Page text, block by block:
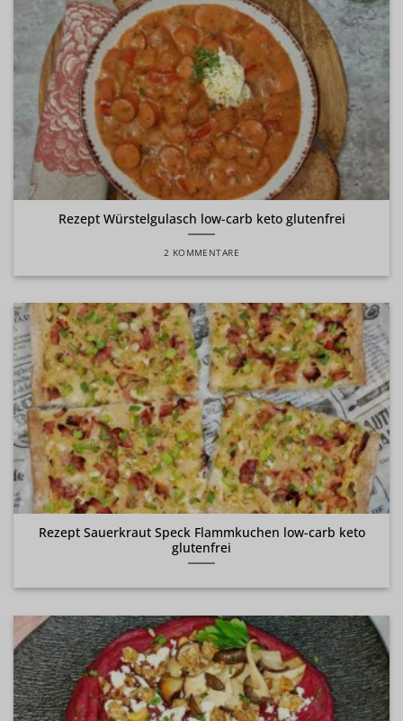
Rezept Würstelgulasch low-carb keto glutenfrei
2 KOMMENTARE
Rezept Sauerkraut Speck Flammkuchen low-carb keto
glutenfrei